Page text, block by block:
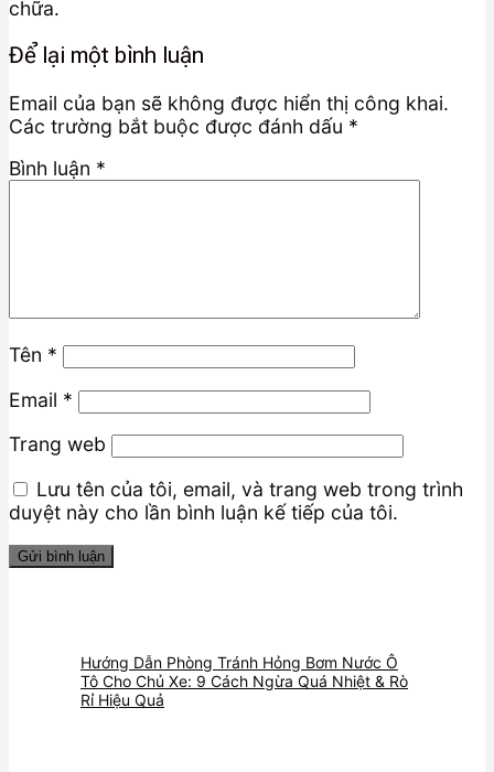
chữa.
Để lại một bình luận
Email của bạn sẽ không được hiển thị công khai.
Các trường bắt buộc được đánh dấu *
Bình luận *
Tên *
Email *
Trang web
Lưu tên của tôi, email, và trang web trong trình
duyệt này cho lần bình luận kế tiếp của tôi.
Hướng Dẫn Phòng Tránh Hỏng Bơm Nước Ô
Tô Cho Chủ Xe: 9 Cách Ngừa Quá Nhiệt & Rò
Rỉ Hiệu Quả